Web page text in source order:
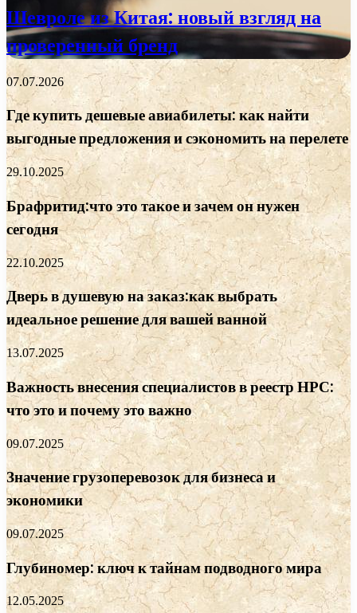
Шевроле из Китая: новый взгляд на
проверенный бренд
07.07.2026
Где купить дешевые авиабилеты: как найти
выгодные предложения и сэкономить на перелете
29.10.2025
Брафритид:что это такое и зачем он нужен
сегодня
22.10.2025
Дверь в душевую на заказ:как выбрать
идеальное решение для вашей ванной
13.07.2025
Важность внесения специалистов в реестр НРС:
что это и почему это важно
09.07.2025
Значение грузоперевозок для бизнеса и
экономики
09.07.2025
Глубиномер: ключ к тайнам подводного мира
12.05.2025